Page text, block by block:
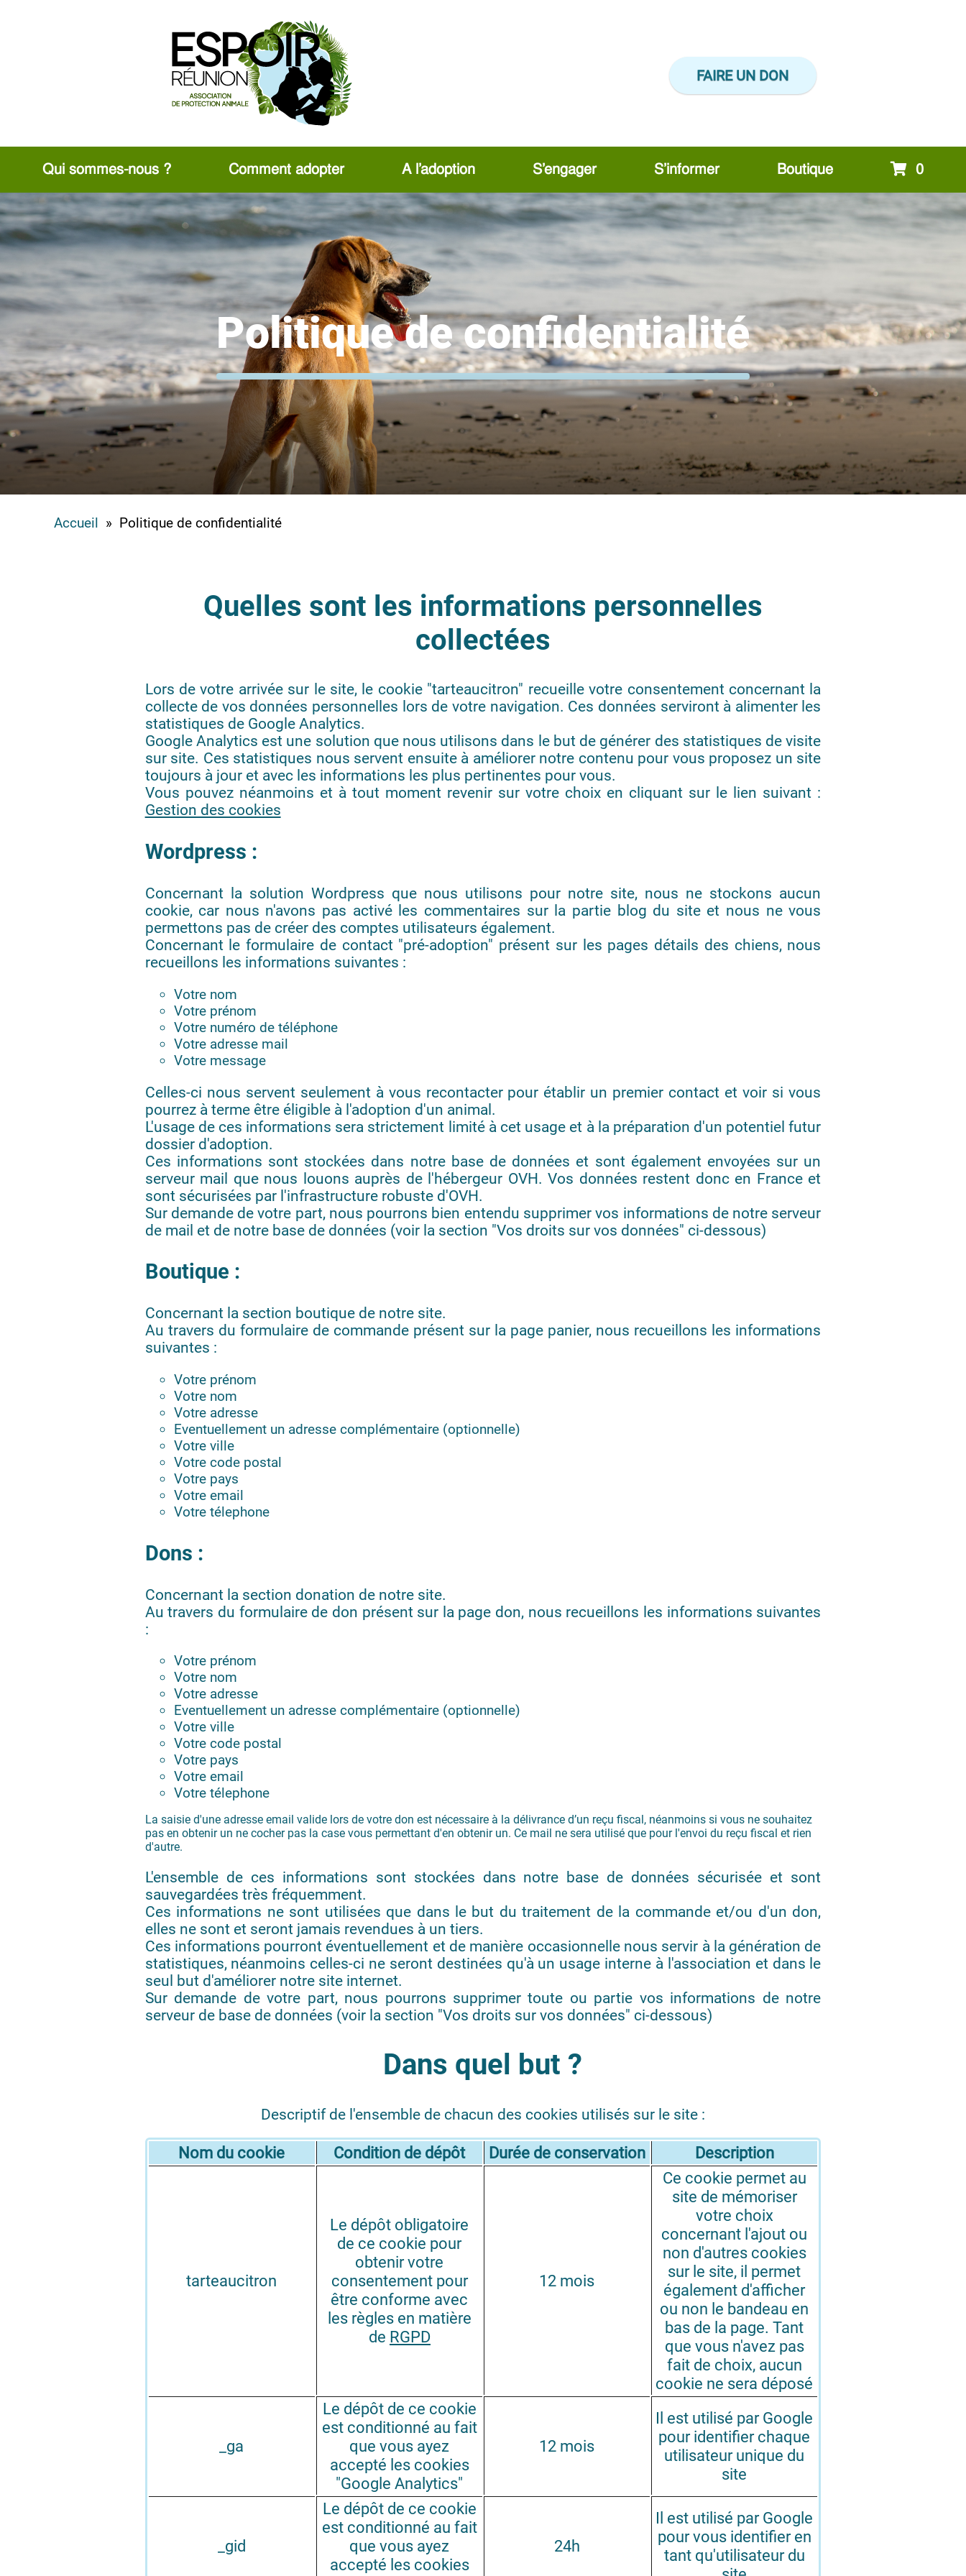
FAIRE UN DON
Qui sommes-nous ? Comment adopter A l’adoption S’engager S’informer Boutique 0
Politique de confidentialité
Accueil » Politique de confidentialité
Quelles sont les informations personnelles
collectées
Lors de votre arrivée sur le site, le cookie "tarteaucitron" recueille votre consentement concernant la
collecte de vos données personnelles lors de votre navigation. Ces données serviront à alimenter les
statistiques de Google Analytics.
Google Analytics est une solution que nous utilisons dans le but de générer des statistiques de visite
sur site. Ces statistiques nous servent ensuite à améliorer notre contenu pour vous proposez un site
toujours à jour et avec les informations les plus pertinentes pour vous.
Vous pouvez néanmoins et à tout moment revenir sur votre choix en cliquant sur le lien suivant :
Gestion des cookies
Wordpress :
Concernant la solution Wordpress que nous utilisons pour notre site, nous ne stockons aucun
cookie, car nous n'avons pas activé les commentaires sur la partie blog du site et nous ne vous
permettons pas de créer des comptes utilisateurs également.
Concernant le formulaire de contact "pré-adoption" présent sur les pages détails des chiens, nous
recueillons les informations suivantes :
Votre nom
Votre prénom
Votre numéro de téléphone
Votre adresse mail
Votre message
Celles-ci nous servent seulement à vous recontacter pour établir un premier contact et voir si vous
pourrez à terme être éligible à l'adoption d'un animal.
L'usage de ces informations sera strictement limité à cet usage et à la préparation d'un potentiel futur
dossier d'adoption.
Ces informations sont stockées dans notre base de données et sont également envoyées sur un
serveur mail que nous louons auprès de l'hébergeur OVH. Vos données restent donc en France et
sont sécurisées par l'infrastructure robuste d'OVH.
Sur demande de votre part, nous pourrons bien entendu supprimer vos informations de notre serveur
de mail et de notre base de données (voir la section "Vos droits sur vos données" ci-dessous)
Boutique :
Concernant la section boutique de notre site.
Au travers du formulaire de commande présent sur la page panier, nous recueillons les informations
suivantes :
Votre prénom
Votre nom
Votre adresse
Eventuellement un adresse complémentaire (optionnelle)
Votre ville
Votre code postal
Votre pays
Votre email
Votre télephone
Dons :
Concernant la section donation de notre site.
Au travers du formulaire de don présent sur la page don, nous recueillons les informations suivantes
:
Votre prénom
Votre nom
Votre adresse
Eventuellement un adresse complémentaire (optionnelle)
Votre ville
Votre code postal
Votre pays
Votre email
Votre télephone
La saisie d'une adresse email valide lors de votre don est nécessaire à la délivrance d’un reçu fiscal, néanmoins si vous ne souhaitez
pas en obtenir un ne cocher pas la case vous permettant d'en obtenir un. Ce mail ne sera utilisé que pour l'envoi du reçu fiscal et rien
d'autre.
L'ensemble de ces informations sont stockées dans notre base de données sécurisée et sont
sauvegardées très fréquemment.
Ces informations ne sont utilisées que dans le but du traitement de la commande et/ou d'un don,
elles ne sont et seront jamais revendues à un tiers.
Ces informations pourront éventuellement et de manière occasionnelle nous servir à la génération de
statistiques, néanmoins celles-ci ne seront destinées qu'à un usage interne à l'association et dans le
seul but d'améliorer notre site internet.
Sur demande de votre part, nous pourrons supprimer toute ou partie vos informations de notre
serveur de base de données (voir la section "Vos droits sur vos données" ci-dessous)
Dans quel but ?
Descriptif de l'ensemble de chacun des cookies utilisés sur le site :
Nom du cookie Condition de dépôt Durée de conservation Description
tarteaucitron
Le dépôt obligatoire
de ce cookie pour
obtenir votre
consentement pour
être conforme avec
les règles en matière
de RGPD
12 mois
Ce cookie permet au
site de mémoriser
votre choix
concernant l'ajout ou
non d'autres cookies
sur le site, il permet
également d'afficher
ou non le bandeau en
bas de la page. Tant
que vous n'avez pas
fait de choix, aucun
cookie ne sera déposé
_ga
Le dépôt de ce cookie
est conditionné au fait
que vous ayez
accepté les cookies
"Google Analytics"
12 mois
Il est utilisé par Google
pour identifier chaque
utilisateur unique du
site
_gid
Le dépôt de ce cookie
est conditionné au fait
que vous ayez
accepté les cookies
24h
Il est utilisé par Google
pour vous identifier en
tant qu'utilisateur du